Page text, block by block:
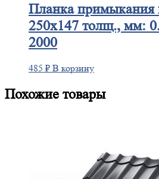
Планкапримыкания
250х147 толщ., мм:
2000
485 ₽ В корзину
Похожие товары